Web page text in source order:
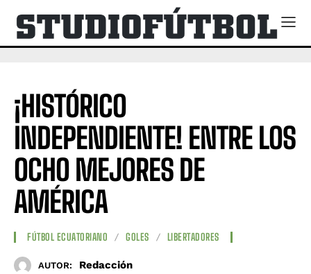
¡HISTÓRICO
INDEPENDIENTE! ENTRE LOS
OCHO MEJORES DE
AMÉRICA
FÚTBOL ECUATORIANO GOLES LIBERTADORES
AUTOR: Redacción